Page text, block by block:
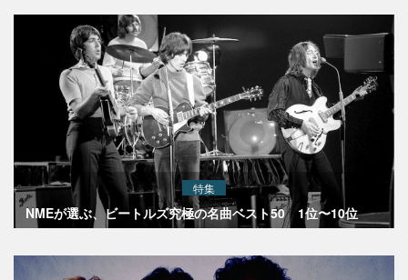
特集
NMEが選ぶ、ビートルズ究極の名曲ベスト50 1位〜10位